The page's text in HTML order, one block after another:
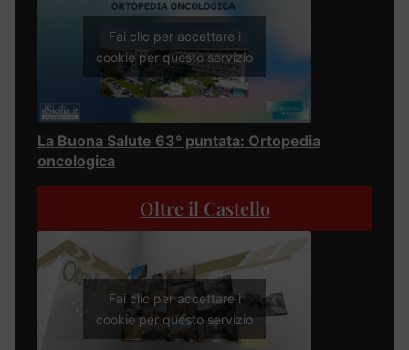
Fai clic per accettare i
cookie per questo servizio
La Buona Salute 63° puntata: Ortopedia
oncologica
Oltre il Castello
Fai clic per accettare i
cookie per questo servizio